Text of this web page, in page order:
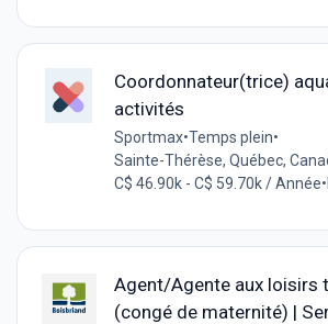
Coordonnateur(trice)
activités
Sportmax•Temps plein•
Sainte-Thérèse, Québec,
C$ 46.90k - C$ 59.70k / Année•
Agent/Agente aux loisirs
(congé de maternité) |